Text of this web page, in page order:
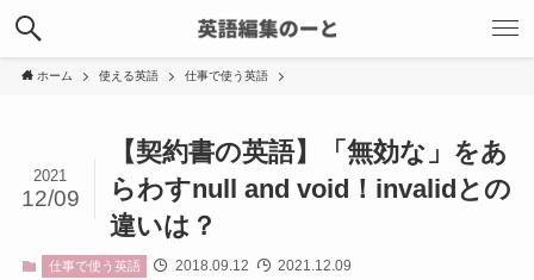
ホーム 使える英語 仕事で使う英語
【契約書の英語】「無効な」をあ
らわすnull and void！invalidとの
違いは？
2021
12/09
仕事で使う英語 2018.09.12 2021.12.09